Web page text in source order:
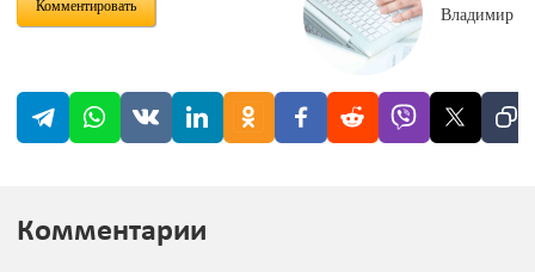
Комментировать
Владимир
Комментарии